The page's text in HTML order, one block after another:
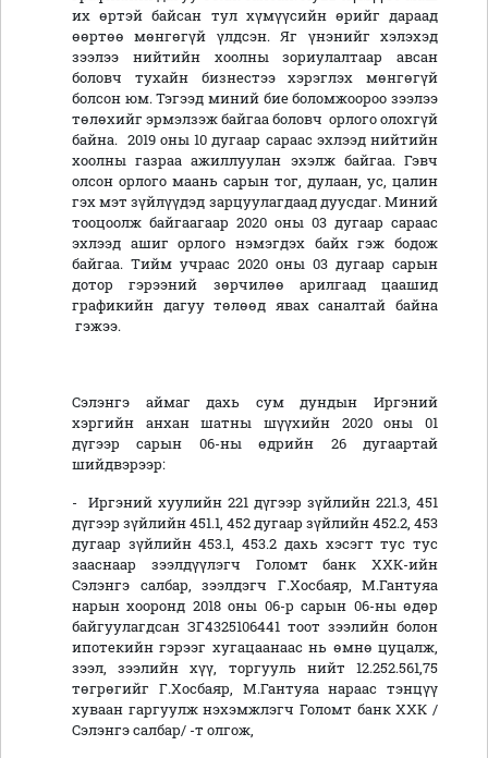
их өртэй байсан тул хүмүүсийн өрийг дараад
өөртөө мөнгөгүй үлдсэн. Яг үнэнийг хэлэхэд
зээлээ нийтийн хоолны зориулалтаар авсан
боловч тухайн бизнестээ хэрэглэх мөнгөгүй
болсон юм. Тэгээд миний бие боломжоороо зээлээ
төлөхийг эрмэлзэж байгаа боловч орлого олохгүй
байна. 2019 оны 10 дугаар сараас эхлээд нийтийн
хоолны газраа ажиллуулан эхэлж байгаа. Гэвч
олсон орлого маань сарын тог, дулаан, ус, цалин
гэх мэт зүйлүүдэд зарцуулагдаад дуусдаг. Миний
тооцоолж байгаагаар 2020 оны 03 дугаар сараас
эхлээд ашиг орлого нэмэгдэх байх гэж бодож
байгаа. Тийм учраас 2020 оны 03 дугаар сарын
дотор гэрээний зөрчилөө арилгаад цаашид
графикийн дагуу төлөөд явах саналтай байна
гэжээ.
Сэлэнгэ аймаг дахь сум дундын Иргэний
хэргийн анхан шатны шүүхийн 2020 оны 01
дүгээр сарын 06-ны өдрийн 26 дугаартай
шийдвэрээр:
- Иргэний хуулийн 221 дүгээр зүйлийн 221.3, 451
дүгээр зүйлийн 451.1, 452 дугаар зүйлийн 452.2, 453
дугаар зүйлийн 453.1, 453.2 дахь хэсэгт тус тус
зааснаар зээлдүүлэгч Голомт банк ХХК-ийн
Сэлэнгэ салбар, зээлдэгч Г.Хосбаяр, М.Гантуяа
нарын хооронд 2018 оны 06-р сарын 06-ны өдөр
байгуулагдсан ЗГ4325106441 тоот зээлийн болон
ипотекийн гэрээг хугацаанаас нь өмнө цуцалж,
зээл, зээлийн хүү, торгууль нийт 12.252.561,75
төгрөгийг Г.Хосбаяр, М.Гантуяа нараас тэнцүү
хуваан гаргуулж нэхэмжлэгч Голомт банк ХХК /
Сэлэнгэ салбар/ -т олгож,